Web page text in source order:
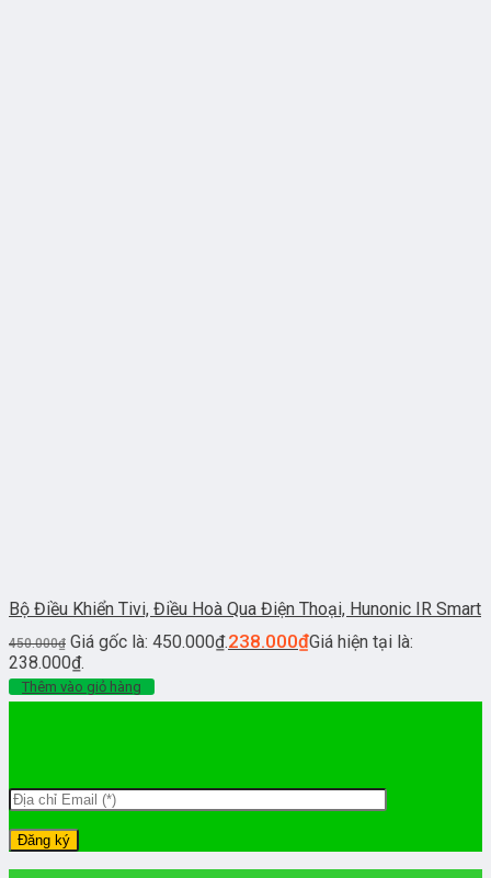
Bộ Điều Khiển Tivi, Điều Hoà Qua Điện Thoại, Hunonic IR Smart
450.000₫ Giá gốc là: 450.000₫.238.000₫Giá hiện tại là:
238.000₫.
Thêm vào giỏ hàng